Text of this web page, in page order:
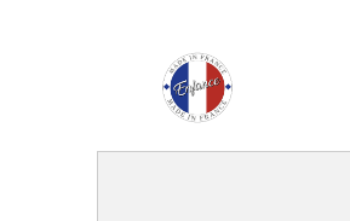
Enfance